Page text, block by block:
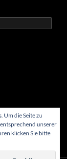
Um die Seite zu
unserer
klicken Sie bitte